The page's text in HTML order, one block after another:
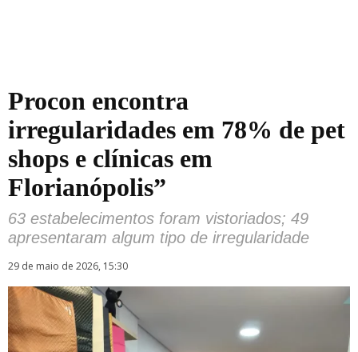
Procon encontra
irregularidades em 78% de pet
shops e clínicas em
Florianópolis”
63 estabelecimentos foram vistoriados; 49
apresentaram algum tipo de irregularidade
29 de maio de 2026, 15:30